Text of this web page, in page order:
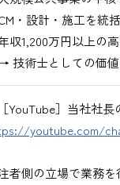
・設計・施工を統
収1,200万円以上の
技術士としての価
YouTube］当社社長
youtube.com/
者側の立場で業務を